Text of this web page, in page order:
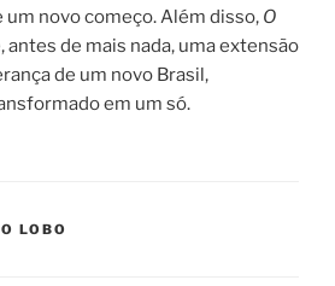
um novo começo. Além disso, O
antes de mais nada, uma extensão
de um novo Brasil,
em um só.
LOBO